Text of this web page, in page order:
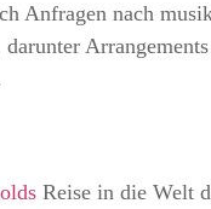
Anfragen nach
Reise in die Welt